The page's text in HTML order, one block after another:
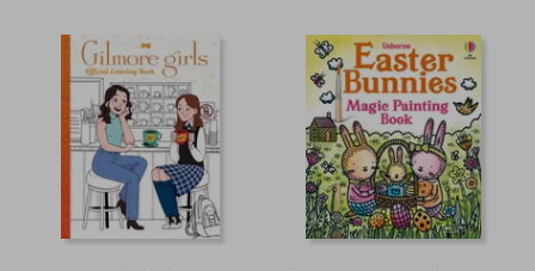
45%
dcto. $ 17.45
45%
dcto.